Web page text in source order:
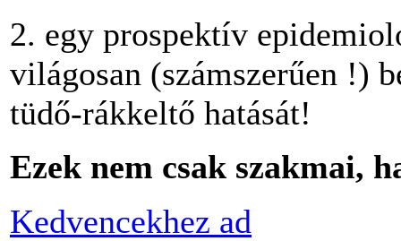
2. egy prospektív
világosan (számszerűen !)
tüdő-rákkeltő hatását!
Ezek nem csak szakmai,
Kedvencekhez ad